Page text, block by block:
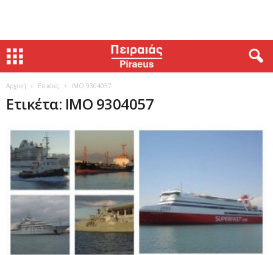
Αρχική Ετικέτες IMO 9304057
Ετικέτα: IMO 9304057